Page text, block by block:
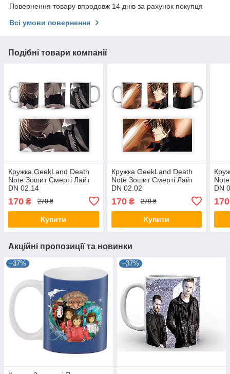
Повернення товару впродовж 14 днів за рахунок покупця
Всі умови повернення
Подібні товари компанії
Кружка GeekLand Death
Note Зошит Смерті Лайт
DN 02.14
170 ₴ 270 ₴
Купити
Кружка GeekLand Death
Note Зошит Смерті Лайт
DN 02.02
170₴ 270 ₴
Купити
DN
170
Акційні пропозиції та новинки
–37% –37%